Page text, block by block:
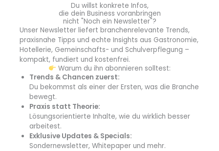
Auswahl süßer Speisen, die im W66 serviert werden.
(Quelle: Katharina Bohm)
Gestartet wird am3. August
Gäste erwaten ausgewählte Speisen wie gegrillte
Ananas und sommerliche Ceviche, Yakitori-Spieße mit
Aprikosenglasur (mit vegetarischen und veganen
Du willst konkrete Infos,
die dein Business voranbringen
nicht "Noch ein Newsletter"?
Unser Newsletter liefert branchenrelevante Trends,
praxisnahe Tipps und echte Insights aus Gastronomie,
Hotellerie, Gemeinschafts- und Schulverpflegung –
kompakt, fundiert und kostenfrei.
Warum du ihn abonnieren solltest:
Trends & Chancen zuerst:
Du bekommst als einer der Ersten, was die Branche
bewegt.
Praxis statt Theorie:
Lösungsorientierte Inhalte, wie du wirklich besser
arbeitest.
Exklusive Updates & Specials:
Sondernewsletter, Whitepaper und mehr.